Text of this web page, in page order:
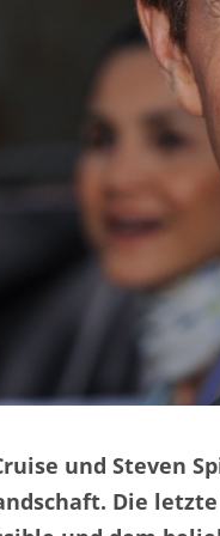
und Steven
Die